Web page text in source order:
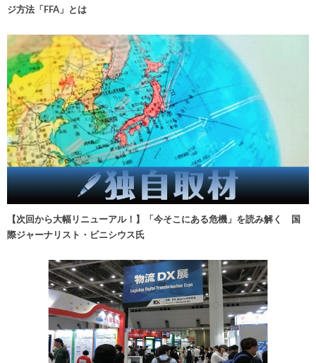
ジ方法「FFA」とは
【次回から大幅リニューアル！】「今そこにある危機」を読み解く 国
際ジャーナリスト・ビニシウス氏